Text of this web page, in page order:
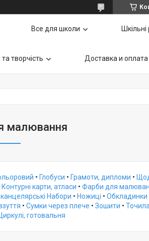
Все для школи Шкільні
та творчість Доставка и оплата
малювання
• Глобуси • Грамоти, дипломи •
Контурні карти, атласи • Фарби для
канцелярські Набори • Ножиці • Обкладинки
• Сумки через плече • Зошити • Точила
готовальня